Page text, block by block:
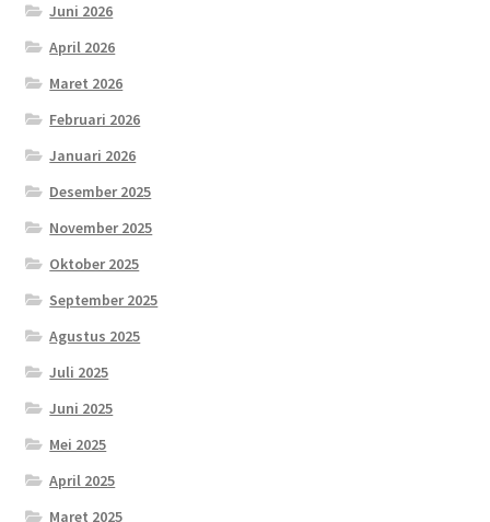
Juni 2026
April 2026
Maret 2026
Februari 2026
Januari 2026
Desember 2025
November 2025
Oktober 2025
September 2025
Agustus 2025
Juli 2025
Juni 2025
Mei 2025
April 2025
Maret 2025